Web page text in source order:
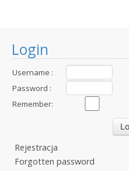
Login
Username :
Password :
Remember:
Rejestracja
Forgotten password